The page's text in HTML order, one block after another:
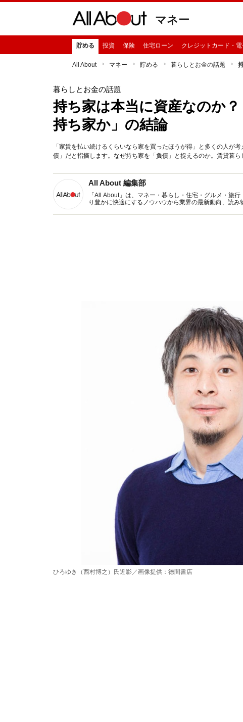
マネー
貯める 投資 保険 住宅ローン クレジットカード・
All About マネー 貯める 暮らしとお金の話題
暮らしとお金の話題
持ち家は本当に資産なのか
持ち家か」の結論
「家賃を払い続けるくらいなら家を買ったほうが得」と多くの人が
債」だと指摘します。なぜ持ち家を「負債」と捉えるのか。賃貸暮
All About 編集部
「All About」は、マネー・暮らし・住宅・グルメ・旅
り豊かに快適にするノウハウから業界の最新動向、読
ひろゆき（西村博之）氏近影／画像提供：徳間書店